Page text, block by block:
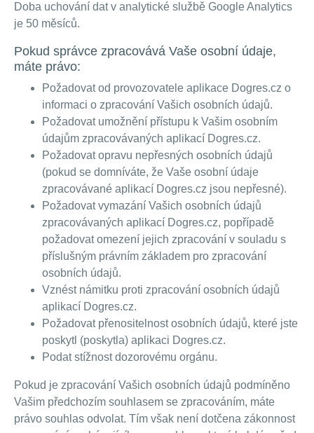
Doba uchování dat v analytické službě Google Analytics
je 50 měsíců.
Pokud správce zpracovává Vaše osobní údaje,
máte právo:
Požadovat od provozovatele aplikace Dogres.cz o
informaci o zpracování Vašich osobních údajů.
Požadovat umožnění přístupu k Vašim osobním
údajům zpracovávaných aplikací Dogres.cz.
Požadovat opravu nepřesných osobních údajů
(pokud se domníváte, že Vaše osobní údaje
zpracovávané aplikací Dogres.cz jsou nepřesné).
Požadovat vymazání Vašich osobních údajů
zpracovávaných aplikací Dogres.cz, popřípadě
požadovat omezení jejich zpracování v souladu s
příslušným právním základem pro zpracování
osobních údajů.
Vznést námitku proti zpracování osobních údajů
aplikací Dogres.cz.
Požadovat přenositelnost osobních údajů, které jste
poskytl (poskytla) aplikaci Dogres.cz.
Podat stížnost dozorovému orgánu.
Pokud je zpracování Vašich osobních údajů podmíněno
Vašim předchozím souhlasem se zpracováním, máte
právo souhlas odvolat. Tím však není dotčena zákonnost